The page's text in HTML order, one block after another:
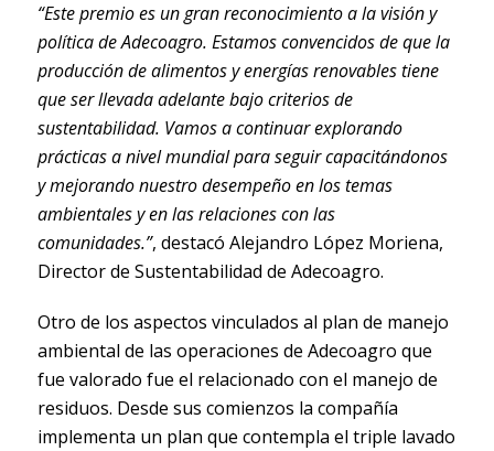
“Este premio es un gran reconocimiento a la visión y
política de Adecoagro. Estamos convencidos de que la
producción de alimentos y energías renovables tiene
que ser llevada adelante bajo criterios de
sustentabilidad. Vamos a continuar explorando
prácticas a nivel mundial para seguir capacitándonos
y mejorando nuestro desempeño en los temas
ambientales y en las relaciones con las
comunidades.”, destacó Alejandro López Moriena,
Director de Sustentabilidad de Adecoagro.
Otro de los aspectos vinculados al plan de manejo
ambiental de las operaciones de Adecoagro que
fue valorado fue el relacionado con el manejo de
residuos. Desde sus comienzos la compañía
implementa un plan que contempla el triple lavado